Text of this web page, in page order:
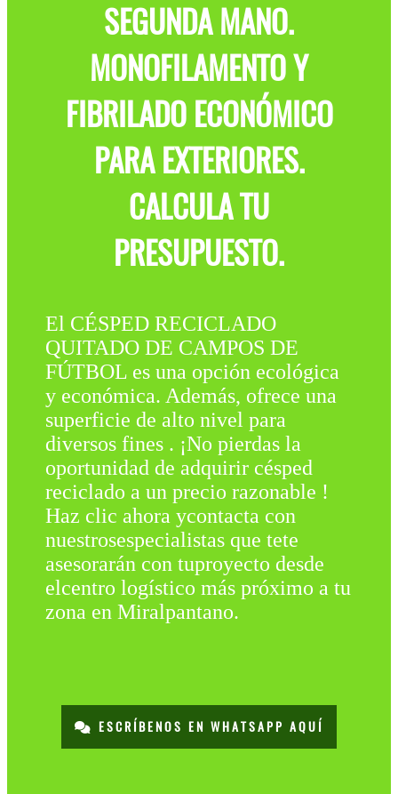
SEGUNDA MANO.
MONOFILAMENTO Y
FIBRILADO ECONÓMICO
PARA EXTERIORES.
CALCULA TU
PRESUPUESTO.
El CÉSPED RECICLADO
QUITADO DE CAMPOS DE
FÚTBOL es una opción ecológica
y económica. Además, ofrece una
superficie de alto nivel para
diversos fines . ¡No pierdas la
oportunidad de adquirir césped
reciclado a un precio razonable !
Haz clic ahora ycontacta con
nuestrosespecialistas que tete
asesorarán con tuproyecto desde
elcentro logístico más próximo a tu
zona en Miralpantano.
ESCRÍBENOS EN WHATSAPP AQUÍ